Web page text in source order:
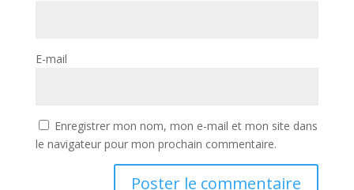
E-mail
Enregistrer mon nom, mon e-mail et mon site dans
le navigateur pour mon prochain commentaire.